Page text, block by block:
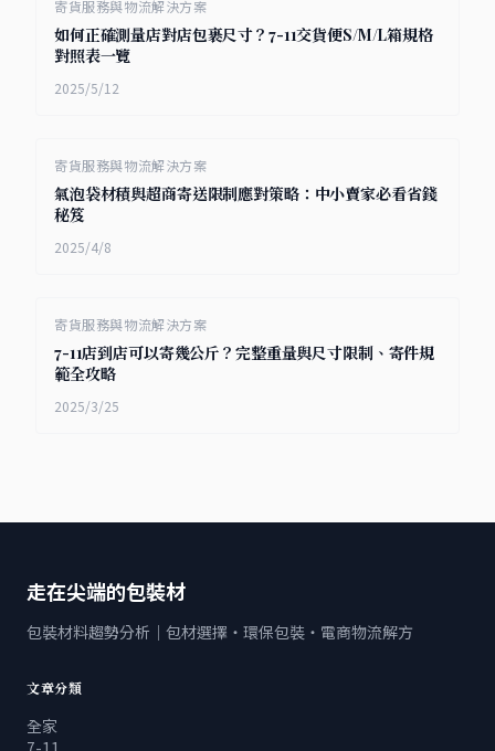
寄貨服務與物流解決方案
如何正確測量店對店包裹尺寸？7-11交貨便S/M/L箱規格
對照表一覽
2025/5/12
寄貨服務與物流解決方案
氣泡袋材積與超商寄送限制應對策略：中小賣家必看省錢
秘笈
2025/4/8
寄貨服務與物流解決方案
7-11店到店可以寄幾公斤？完整重量與尺寸限制、寄件規
範全攻略
2025/3/25
走在尖端的包裝材
包裝材料趨勢分析｜包材選擇・環保包裝・電商物流解方
文章分類
全家